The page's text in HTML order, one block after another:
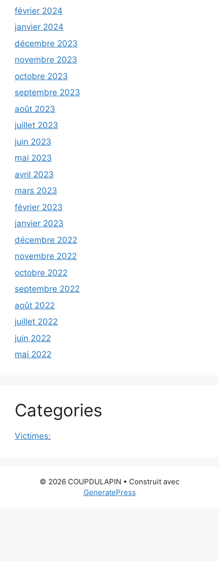
février 2024
janvier 2024
décembre 2023
novembre 2023
octobre 2023
septembre 2023
août 2023
juillet 2023
juin 2023
mai 2023
avril 2023
mars 2023
février 2023
janvier 2023
décembre 2022
novembre 2022
octobre 2022
septembre 2022
août 2022
juillet 2022
juin 2022
mai 2022
Categories
Victimes:
© 2026 COUPDULAPIN • Construit avec
GeneratePress